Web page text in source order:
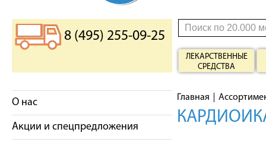
8 (495) 255-09-25
ЛЕКАРСТВЕННЫЕ
СРЕДСТВА
О нас
Акции и спецпредложения
Главная